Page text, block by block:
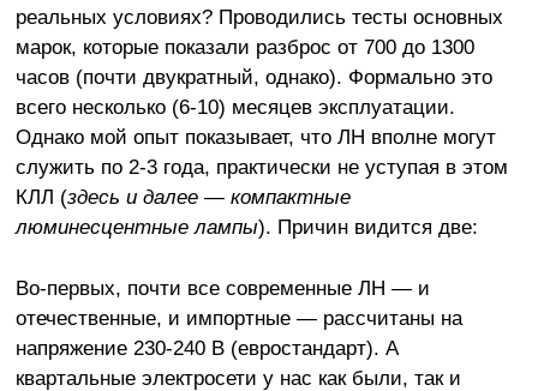
реальных условиях? Проводились тесты основных
марок, которые показали разброс от 700 до 1300
часов (почти двукратный, однако). Формально это
всего несколько (6-10) месяцев эксплуатации.
Однако мой опыт показывает, что ЛН вполне могут
служить по 2-3 года, практически не уступая в этом
КЛЛ (здесь и далее — компактные
люминесцентные лампы). Причин видится две:
Во-первых, почти все современные ЛН — и
отечественные, и импортные — рассчитаны на
напряжение 230-240 В (евростандарт). А
квартальные электросети у нас как были, так и